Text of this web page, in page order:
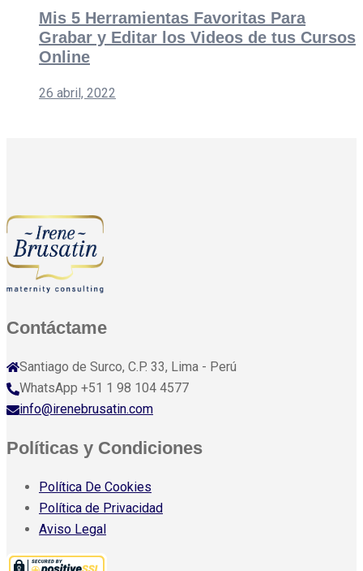
Mis 5 Herramientas Favoritas Para
Grabar y Editar los Videos de tus Cursos
Online
26 abril, 2022
Contáctame
Santiago de Surco, C.P. 33, Lima - Perú
WhatsApp +51 1 98 104 4577
info@irenebrusatin.com
Políticas y Condiciones
Política De Cookies
Política de Privacidad
Aviso Legal